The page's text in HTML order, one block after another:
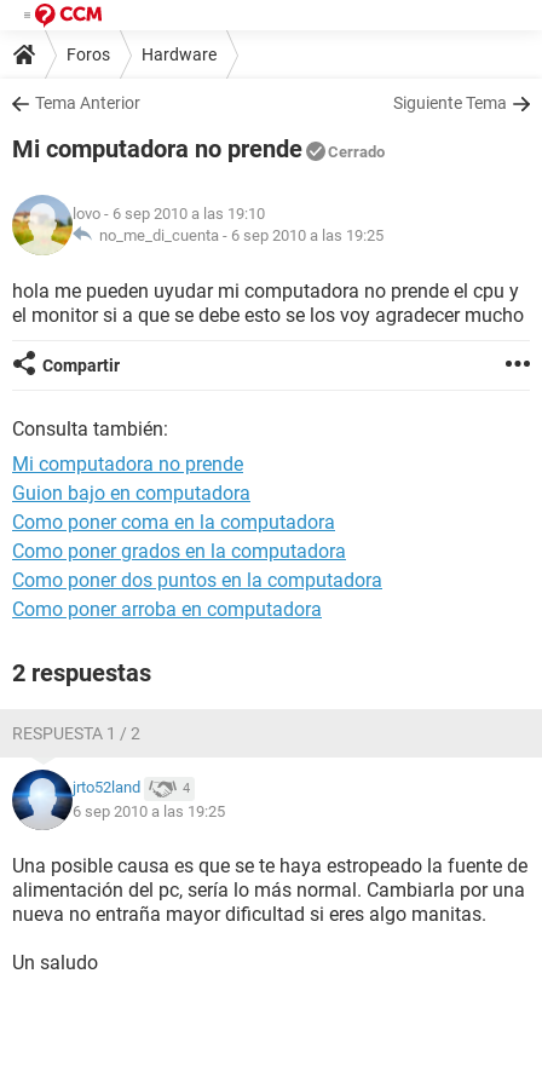
Foros Hardware
Tema Anterior Siguiente Tema
Mi computadora no prende Cerrado
lovo - 6 sep 2010 a las 19:10
no_me_di_cuenta - 6 sep 2010 a las 19:25
hola me pueden uyudar mi computadora no prende el cpu y
el monitor si a que se debe esto se los voy agradecer mucho
Compartir
Consulta también:
Mi computadora no prende
Guion bajo en computadora
Como poner coma en la computadora
Como poner grados en la computadora
Como poner dos puntos en la computadora
Como poner arroba en computadora
2 respuestas
RESPUESTA 1 / 2
jrto52land 4
6 sep 2010 a las 19:25
Una posible causa es que se te haya estropeado la fuente de
alimentación del pc, sería lo más normal. Cambiarla por una
nueva no entraña mayor dificultad si eres algo manitas.
Un saludo